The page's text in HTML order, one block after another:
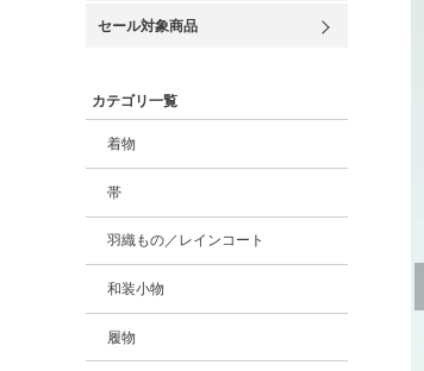
セール対象商品
カテゴリ一覧
着物
帯
羽織もの／レインコート
和装小物
履物